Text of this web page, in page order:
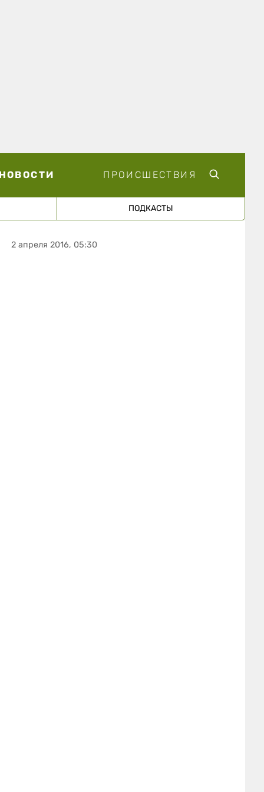
ПРОИСШЕСТВИЯ
ПОДКАСТЫ
2 апреля 2016, 05:30